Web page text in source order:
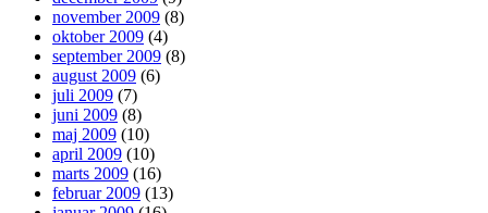
november 2009 (8)
oktober 2009 (4)
september 2009 (8)
august 2009 (6)
juli 2009 (7)
juni 2009 (8)
maj 2009 (10)
april 2009 (10)
marts 2009 (16)
februar 2009 (13)